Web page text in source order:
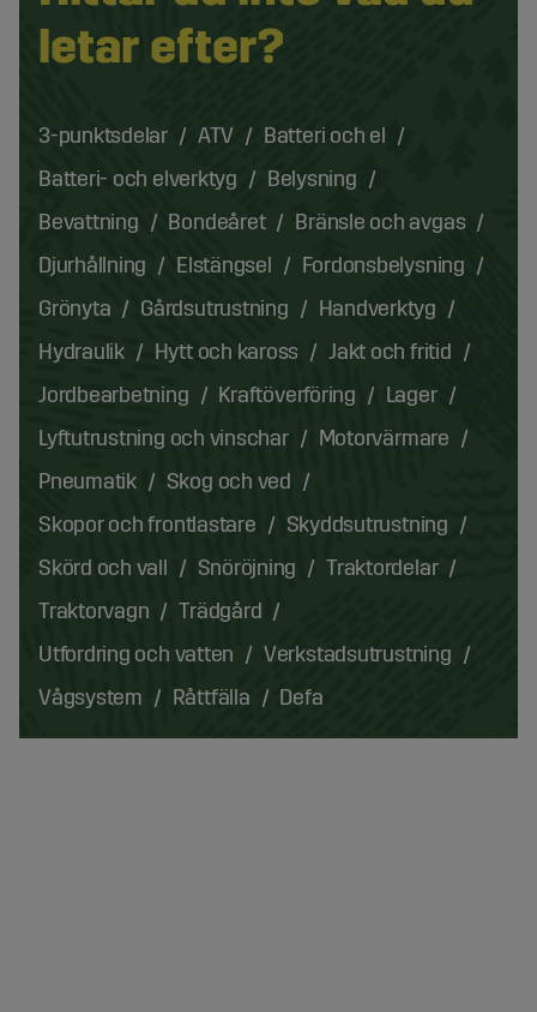
letar efter?
3-punktsdelar ATV
Batteri och el
Batteri- och elverktyg
Belysning
Bevattning
Bondeåret
Bränsle och avgas
Djurhållning
Elstängsel
Fordonsbelysning
Grönyta
Gårdsutrustning
Handverktyg
Hydraulik
Hytt och kaross
Jakt och fritid
Jordbearbetning
Kraftöverföring
Lager
Lyftutrustning och vinschar
Motorvärmare
Pneumatik
Skog och ved
Skopor och frontlastare
Skyddsutrustning
Skörd och vall
Snöröjning
Traktordelar
Traktorvagn
Trädgård
Utfordring och vatten
Verkstadsutrustning
Vågsystem
Råttfälla Defa